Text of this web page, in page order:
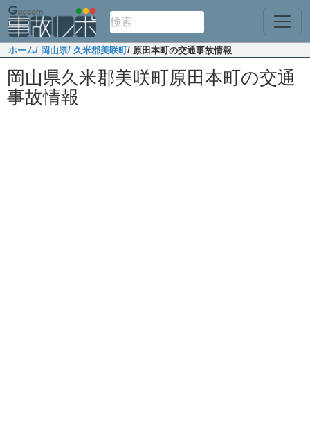
ホーム/ 岡山県/ 久米郡美咲町/ 原田本町の交通事故情報
岡山県久米郡美咲町原田本町の交通
事故情報